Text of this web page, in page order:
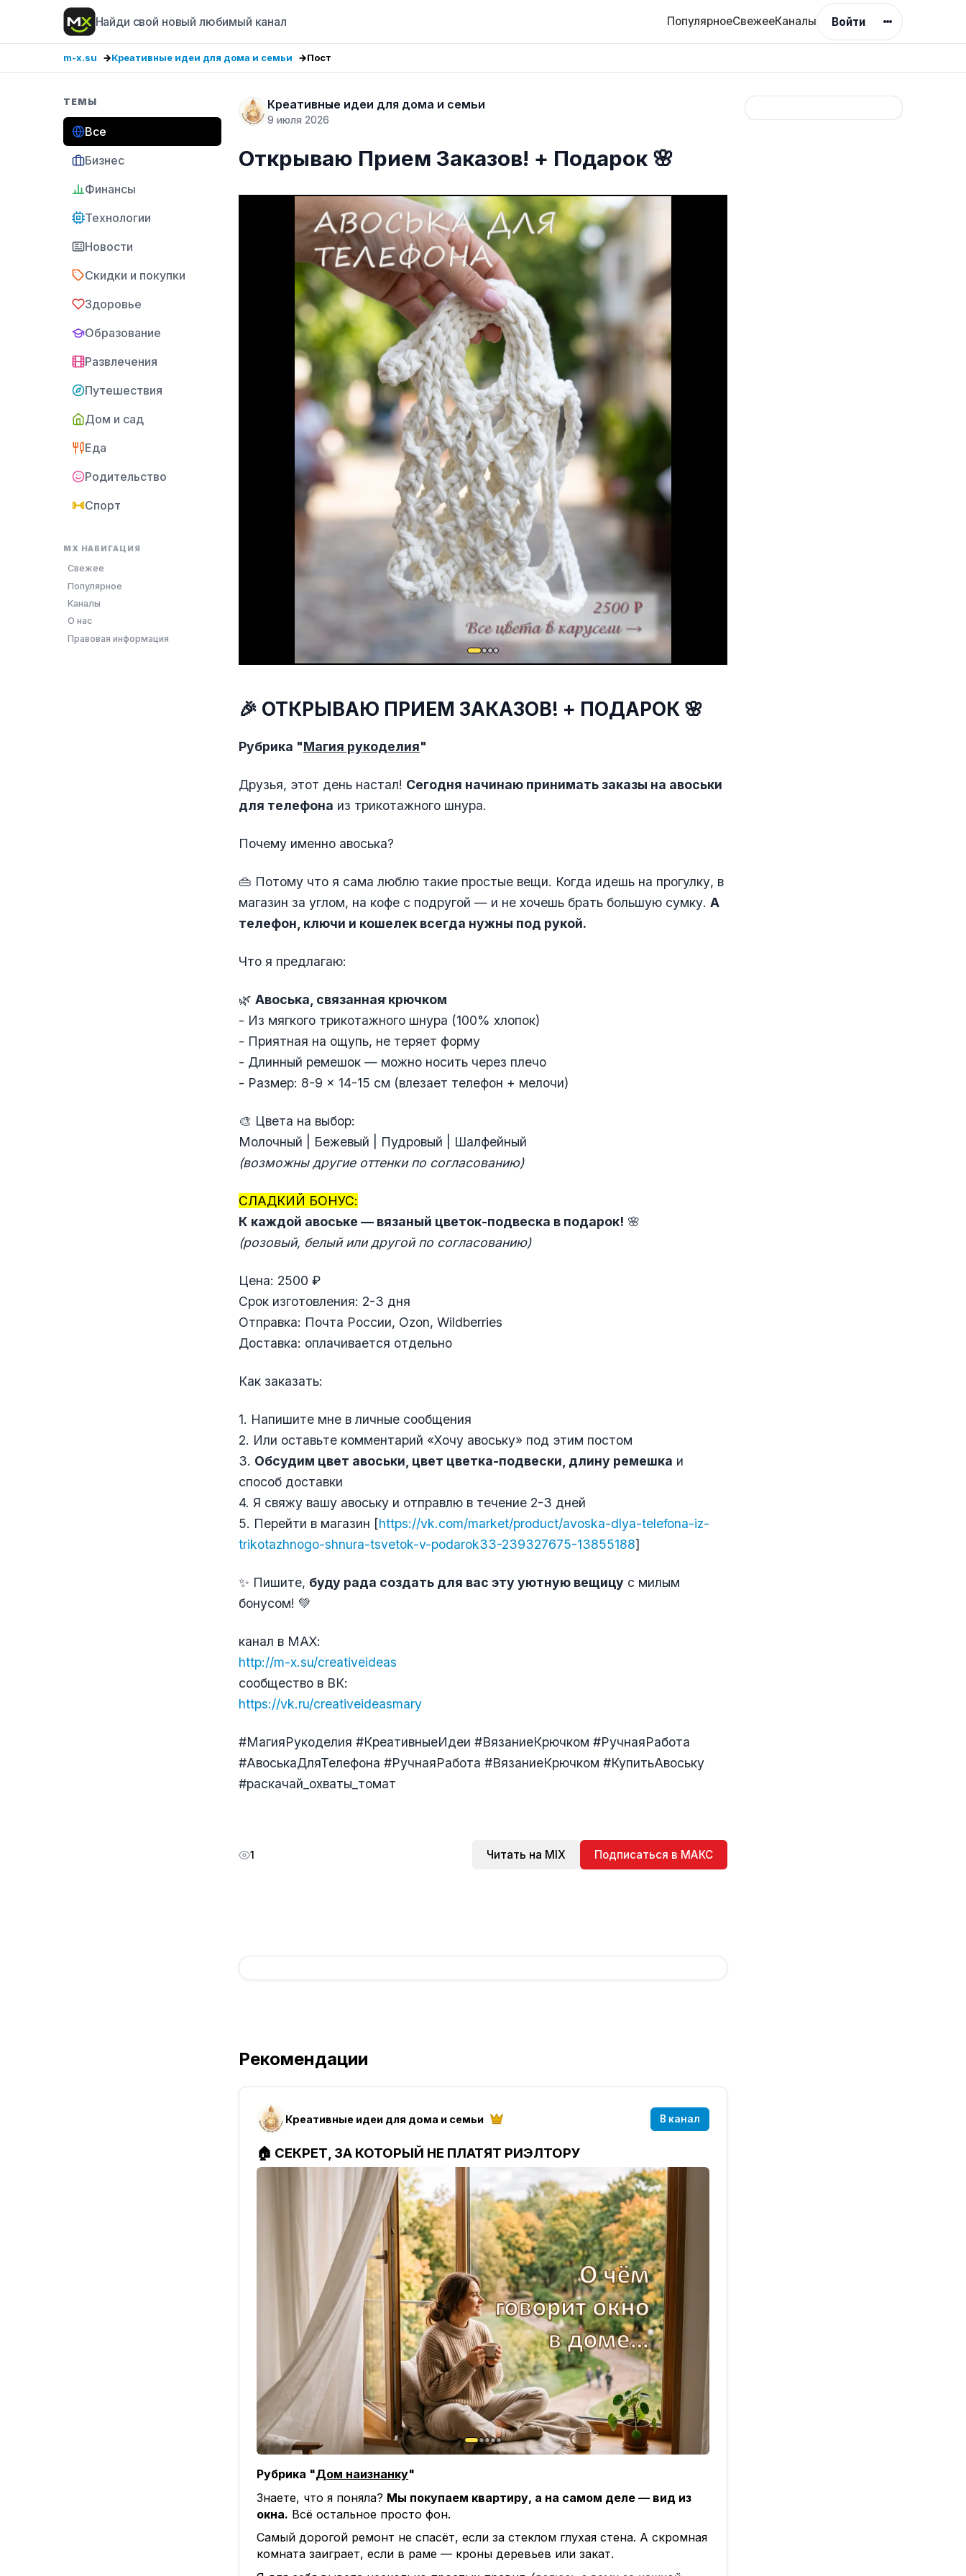
Найди свой новый любимый канал ПопулярноеСвежееКаналы Войти
m-x.su Креативные идеи для дома и семьи Пост
ТЕМЫ
Все
Бизнес
Финансы
Технологии
Новости
Скидки и покупки
Здоровье
Образование
Развлечения
Путешествия
Дом и сад
Еда
Родительство
Спорт
MX НАВИГАЦИЯ
Свежее
Популярное
Каналы
О нас
Правовая информация
Креативные идеи для дома и семьи
9 июля 2026
Открываю Прием Заказов! + Подарок 🌸
🎉 ОТКРЫВАЮ ПРИЕМ ЗАКАЗОВ! + ПОДАРОК 🌸
Рубрика "Магия рукоделия"
Друзья, этот день настал! Сегодня начинаю принимать заказы на авоськи
для телефона из трикотажного шнура.
Почему именно авоська?
👜 Потому что я сама люблю такие простые вещи. Когда идешь на прогулку, в
магазин за углом, на кофе с подругой — и не хочешь брать большую сумку. А
телефон, ключи и кошелек всегда нужны под рукой.
Что я предлагаю:
🌿 Авоська, связанная крючком
- Из мягкого трикотажного шнура (100% хлопок)
- Приятная на ощупь, не теряет форму
- Длинный ремешок — можно носить через плечо
- Размер: 8-9 × 14-15 см (влезает телефон + мелочи)
🎨 Цвета на выбор:
Молочный | Бежевый | Пудровый | Шалфейный
(возможны другие оттенки по согласованию)
СЛАДКИЙ БОНУС:
К каждой авоське — вязаный цветок-подвеска в подарок! 🌸
(розовый, белый или другой по согласованию)
Цена: 2500 ₽
Срок изготовления: 2-3 дня
Отправка: Почта России, Ozon, Wildberries
Доставка: оплачивается отдельно
Как заказать:
1. Напишите мне в личные сообщения
2. Или оставьте комментарий «Хочу авоську» под этим постом
3. Обсудим цвет авоськи, цвет цветка-подвески, длину ремешка и
способ доставки
4. Я свяжу вашу авоську и отправлю в течение 2-3 дней
5. Перейти в магазин [https://vk.com/market/product/avoska-dlya-telefona-iz-
trikotazhnogo-shnura-tsvetok-v-podarok33-239327675-13855188]
✨ Пишите, буду рада создать для вас эту уютную вещицу с милым
бонусом! 💚
канал в МАХ:
http://m-x.su/creativeideas
сообщество в ВК:
https://vk.ru/creativeideasmary
#МагияРукоделия #КреативныеИдеи #ВязаниеКрючком #РучнаяРабота
#АвоськаДляТелефона #РучнаяРабота #ВязаниеКрючком #КупитьАвоську
#раскачай_охваты_томат
1 Читать на MIX Подписаться в МАКС
Рекомендации
Креативные идеи для дома и семьи В канал
🏠 СЕКРЕТ, ЗА КОТОРЫЙ НЕ ПЛАТЯТ РИЭЛТОРУ
Рубрика "Дом наизнанку"
Знаете, что я поняла? Мы покупаем квартиру, а на самом деле — вид из
окна. Всё остальное просто фон.
Самый дорогой ремонт не спасёт, если за стеклом глухая стена. А скромная
комната заиграет, если в раме — кроны деревьев или закат.